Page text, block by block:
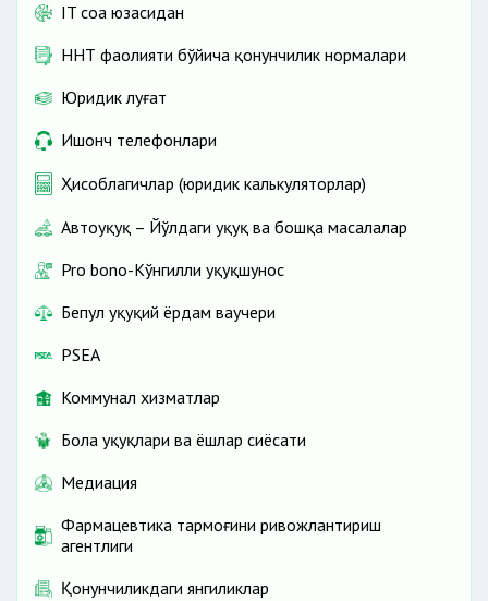
IT соҳа юзасидан
ННТ фаолияти бўйича қонунчилик нормалари
Юридик луғат
Ишонч телефонлари
Ҳисоблагичлар (юридик калькуляторлар)
Автоҳуқуқ – Йўлдаги ҳуқуқ ва бошқа масалалар
Pro bono-Кўнгилли ҳуқуқшунос
Бепул ҳуқуқий ёрдам ваучери
PSEA
Коммунал хизматлар
Бола ҳуқуқлари ва ёшлар сиёсати
Медиация
Фармацевтика тармоғини ривожлантириш
агентлиги
Қонунчиликдаги янгиликлар